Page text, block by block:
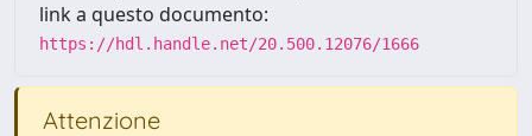
link a questo documento:
https://hdl.handle.net/20.500.12076/1666
Attenzione